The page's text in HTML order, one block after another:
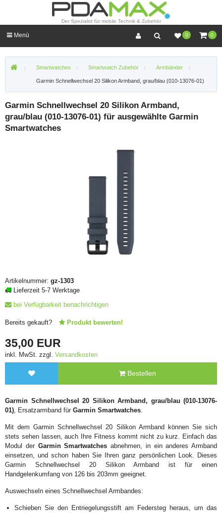
Der Spezialist für mobile Technik & Zubehör
0 0
Menü
Smartwatches Smartwatch Zubehör Armbänder
Garmin Schnellwechsel 20 Silikon Armband, grau/blau (010-13076-01)
Garmin Schnellwechsel 20 Silikon Armband,
grau/blau (010-13076-01) für ausgewählte Garmin
Smartwatches
Artikelnummer: gz-1303
Lieferzeit 5-7 Werktage
bei Verfügbarkeit benachrichtigen
Bereits gekauft? Produkt bewerten!
35,00 EUR
inkl. MwSt. zzgl. Versandkosten
Bestellen
Garmin Schnellwechsel 20 Silikon Armband, grau/blau (010-13076-
01) , Ersatzarmband für Garmin Smartwatches
Mit dem Garmin Schnellwechsel 20 Silikon Armband können Sie sich
stets sehen lassen, auch Ihre Fitness kommt nicht zu kurz. Einfach das
Modul der Garmin Smartwatches abnehmen, in ein anderes Armband
einsetzen, und schon haben Sie Ihren ganz persönlichen Look. Dieses
Garmin Schnellwechsel 20 Silikon Armband ist für einen
Handgelenkumfang von 126 bis 203mm geeignet.
Auswechseln eines Schnellwechsel Armbandes:
Schieben Sie den Entriegelungsstift am Federsteg heraus, um das